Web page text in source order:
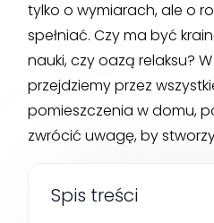
tylko o wymiarach, ale o
spełniać. Czy ma być
nauki, czy oazą relaksu?
przejdziemy przez
pomieszczenia w domu,
zwrócić uwagę, by
Spis treści